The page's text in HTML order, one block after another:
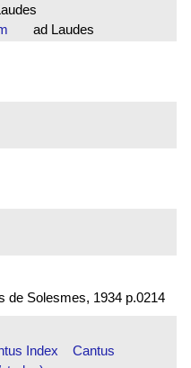
ad Laudes
de Solesmes, 1934 p.0214
Index
Cantus